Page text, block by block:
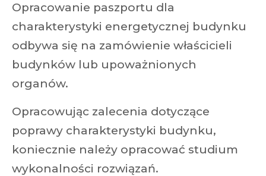
Opracowanie paszportu dla
charakterystyki energetycznej budynku
odbywa się na zamówienie właścicieli
budynków lub upoważnionych
organów.
Opracowując zalecenia dotyczące
poprawy charakterystyki budynku,
koniecznie należy opracować studium
wykonalności rozwiązań.